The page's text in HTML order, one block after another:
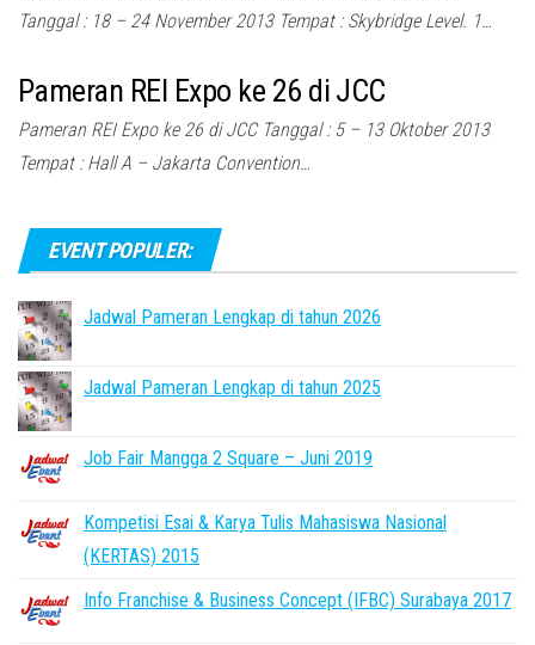
Tanggal : 18 – 24 November 2013 Tempat : Skybridge Level. 1…
Pameran REI Expo ke 26 di JCC
Pameran REI Expo ke 26 di JCC Tanggal : 5 – 13 Oktober 2013
Tempat : Hall A – Jakarta Convention…
EVENT POPULER:
Jadwal Pameran Lengkap di tahun 2026
Jadwal Pameran Lengkap di tahun 2025
Job Fair Mangga 2 Square – Juni 2019
Kompetisi Esai & Karya Tulis Mahasiswa Nasional
(KERTAS) 2015
Info Franchise & Business Concept (IFBC) Surabaya 2017